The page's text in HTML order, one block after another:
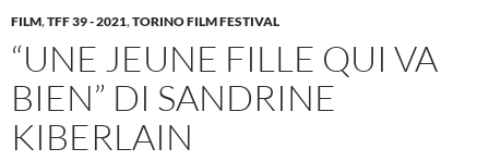
FILM,TFF 39 - 2021,TORINO FILM FESTIVAL
“UNE JEUNE FILLE QUI VA
BIEN” DI SANDRINE
KIBERLAIN